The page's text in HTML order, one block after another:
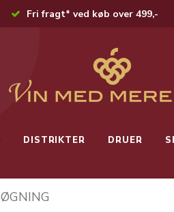
Fri fragt* ved køb over 499,-
DISTRIKTER DRUER